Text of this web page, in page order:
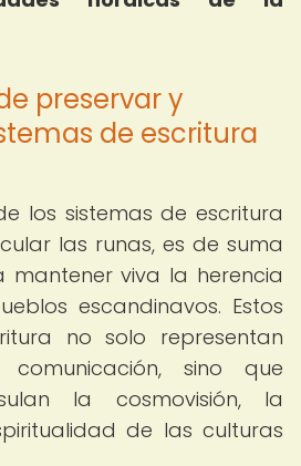
preservar y
de escritura
los sistemas de escritura
las runas, es de suma
viva la herencia
escandinavos. Estos
no solo representan
sino que
la cosmovisión, la
de las culturas